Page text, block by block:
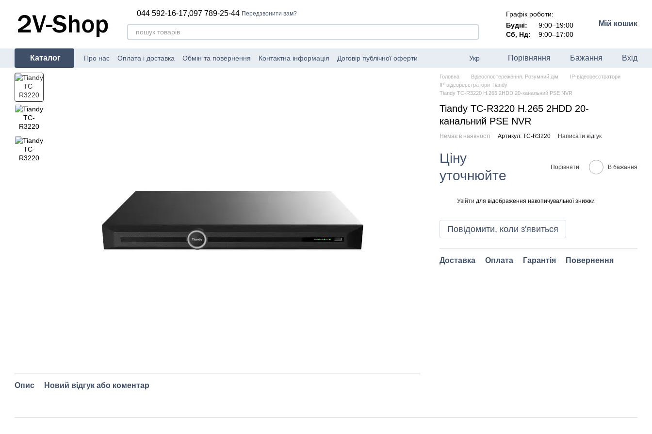
044 592-16-17,097 789-25-44 Передзвонити вам?
Графік роботи:
Будні:
9:00–19:00
Сб, Нд:
9:00–17:00
Мій кошик
Каталог Про нас Оплата і доставка Обмін та повернення Контактна інформація Договір публічної оферти Укр Порівняння Бажання Вхід
Опис Новий відгук або коментар
Головна Відеоспостереження. Розумний дім
IP-відеореєстратори
IP-відеореєстратори Tiandy
Tiandy TC-R3220 H.265 2HDD 20-канальний PSE NVR
Tiandy TC-R3220 H.265 2HDD 20-
канальний PSE NVR
Немає в наявності Артикул: TC-R3220 Написати відгук
Ціну
уточнюйте
Порівняти В бажання
Увійти для відображення накопичувальної знижки
Повідомити, коли з'явиться
Доставка Оплата Гарантія Повернення